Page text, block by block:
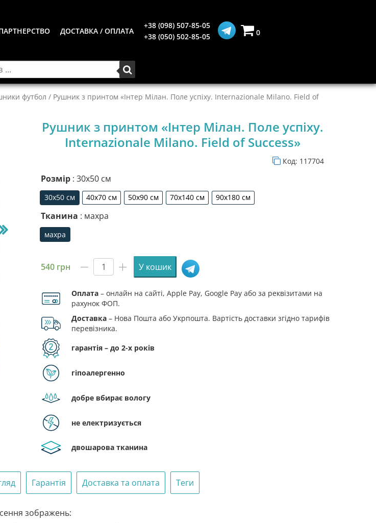
ДОСТАВКА / ОПЛАТА
+38 (098) 507-85-05
+38 (050) 502-85-05
0
футбол / Рушник з принтом «Інтер Мілан. Поле успіху. Internazionale Milano. Field of
Рушник з принтом «Інтер Мілан. Поле успіху.
Internazionale Milano. Field of Success»
Код: 117704
Розмір : 30х50 см
30х50 см
30х50 см
40х70 см
40х70 см
50х90 см
50х90 см
70х140 см
70х140 см
90х180 см
90х180 см
Тканина : махра
махра
махра
540 грн
Рушник
принтом
«Інтер
Мілан.
Поле
Internazionale
Field
Success»
У кошик
Оплата – онлайн на сайті, Apple Pay, Google Pay або за реквізитами на
рахунок ФОП.
Доставка – Нова Пошта або Укрпошта. Вартість доставки згідно тарифів
перевізника.
гарантія – до 2-х років
гіпоалергенно
добре вбирає вологу
не електризується
двошарова тканина
Гарантія Доставка та оплата Теги
зображень: